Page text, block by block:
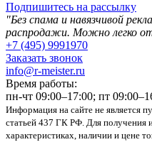
Подпишитесь на рассылку
"Без спама и навязчивой
распродажи. Можно легко
+7 (495) 9991970
Заказать звонок
info@r-meister.ru
Время работы:
пн-чт 09:00–17:00; пт
Информация на сайте не является
статьей 437 ГК РФ. Для получения
характеристиках, наличии и цене